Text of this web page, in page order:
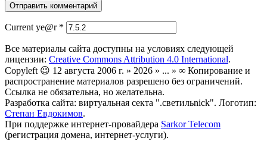
Current ye@r *
Все материалы сайта доступны на условиях следующей
лицензии: Creative Commons Attribution 4.0 International.
Copyleft 😉 12 августа 2006 г. » 2026 » ... » ∞ Копирование и
распространение материалов разрешено без ограничений.
Ссылка не обязательна, но желательна.
Разработка сайта: виртуальная секта ".светильnick". Логотип:
Степан Евдокимов.
При поддержке интернет-провайдера Sarkor Telecom
(регистрация домена, интернет-услуги).